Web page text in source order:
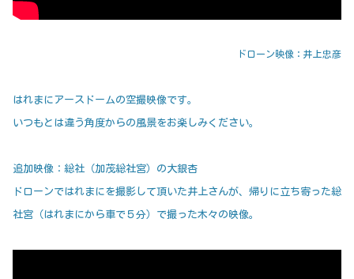
ドローン映像：井上忠彦
はれまにアースドームの空撮映像です。
いつもとは違う角度からの風景をお楽しみください。
追加映像：総社（加茂総社宮）の大銀杏
ドローンではれまにを撮影して頂いた井上さんが、帰りに立ち寄った総
社宮（はれまにから車で５分）で撮った木々の映像。